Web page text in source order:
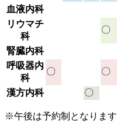
血液内科
リウマチ
科
〇
腎臓内科
呼吸器内
科
〇 〇
漢方内科 〇
※午後は予約制となります